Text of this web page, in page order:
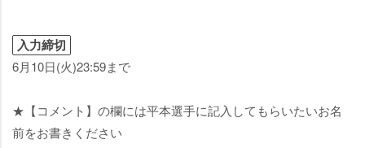
入力締切
6月10日(火)23:59まで
★【コメント】の欄には平本選手に記入してもらいたいお名
前をお書きください